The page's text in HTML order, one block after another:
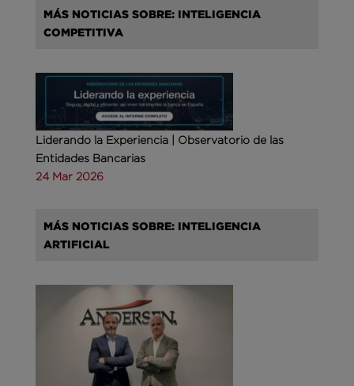
MÁS NOTICIAS SOBRE: INTELIGENCIA
COMPETITIVA
Liderando la Experiencia | Observatorio de las
Entidades Bancarias
24 Mar 2026
MÁS NOTICIAS SOBRE: INTELIGENCIA
ARTIFICIAL